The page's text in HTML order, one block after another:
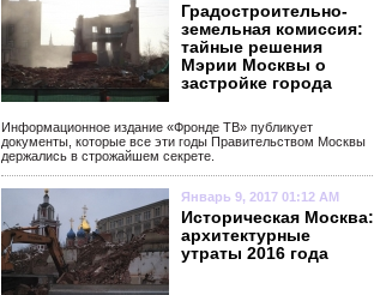
Градостроительно-
земельная комиссия:
тайные решения
Мэрии Москвы о
застройке города
Информационное издание «Фронде ТВ» публикует
документы, которые все эти годы Правительством Москвы
держались в строжайшем секрете.
Январь 9, 2017 01:12 AM
Историческая Москва:
архитектурные
утраты 2016 года